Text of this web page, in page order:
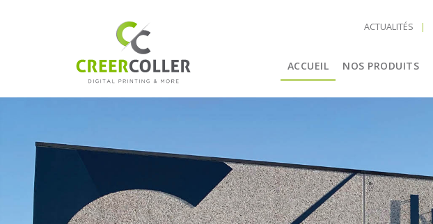
ACTUALITÉS
ACCUEIL NOS PRODUITS